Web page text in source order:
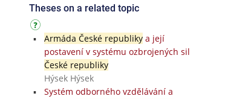
Theses on a related topic
Armáda České republikya její
postavení v systému ozbrojených sil
České republiky
Hýsek Hýsek
Systém odborného vzdělávání a